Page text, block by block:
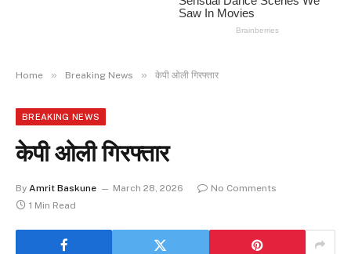
Home » Breaking News » केपी ओली गिरफ्तार
BREAKING NEWS
केपी ओली गिरफ्तार
By Amrit Baskune March 28, 2026
No Comments
1 Min Read